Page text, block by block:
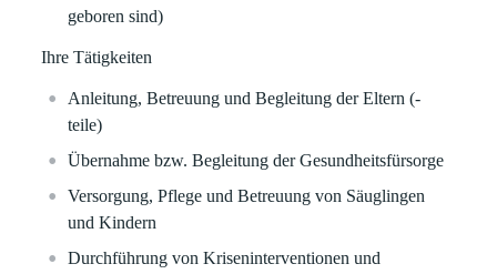
geboren sind)
Ihre Tätigkeiten
Anleitung, Betreuung und Begleitung der Eltern (-
teile)
Übernahme bzw. Begleitung der Gesundheitsfürsorge
Versorgung, Pflege und Betreuung von Säuglingen
und Kindern
Durchführung von Kriseninterventionen und